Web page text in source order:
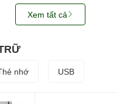
Xem tất cả
nhớ USB